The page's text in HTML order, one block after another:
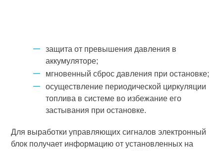
защита от превышения давления в
аккумуляторе;
мгновенный сброс давления при остановке;
осуществление периодической циркуляции
топлива в системе во избежание его
застывания при остановке.
Для выработки управляющих сигналов электронный
блок получает информацию от установленных на